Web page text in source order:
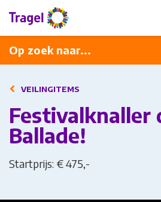
Op zoek naar...
Programma
Diner met wijnarrangement
VEILINGITEMS
Festivalknaller
Ballade!
Startprijs: € 475,-